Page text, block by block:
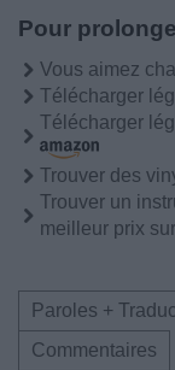
Pour
Vous aimez
Télécharger
Télécharger
Trouver des
Trouver un
meilleur prix sur
Paroles +
Commentaires